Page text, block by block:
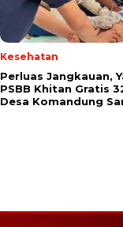
Kesehatan
Perluas Jangkauan,
PSBB Khitan Gratis
Desa Komandung